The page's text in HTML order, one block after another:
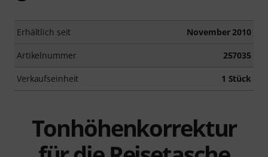
Erhältlich seit November 2010
Artikelnummer 257035
Verkaufseinheit 1 Stück
Tonhöhenkorrektur